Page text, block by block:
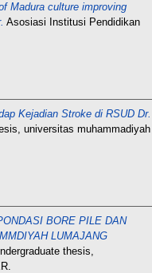
Madura culture improving
Asosiasi Institusi Pendidikan
Kejadian Stroke di RSUD Dr.
universitas muhammadiyah
BORE PILE DAN
LUMAJANG
thesis,